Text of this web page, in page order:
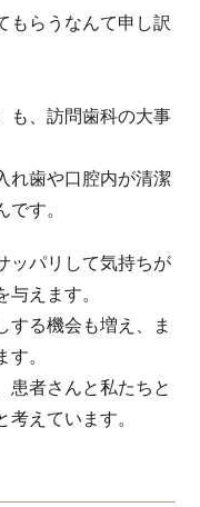
もらうなんて申し訳
も、訪問歯科の大事
れ歯や口腔内が清潔
す。
ッパリして気持ちが
えます。
する機会も増え、ま
。
患者さんと私たちと
えています。